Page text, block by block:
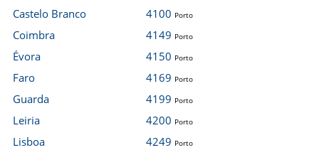
Castelo Branco
Coimbra
Évora
Faro
Guarda
Leiria
Lisboa
4100 Porto
4149 Porto
4150 Porto
4169 Porto
4199 Porto
4200 Porto
4249 Porto